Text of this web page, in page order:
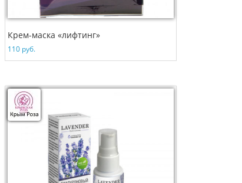
Крем-маска «лифтинг»
110 руб.